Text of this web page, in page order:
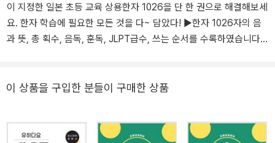
이 지정한 일본 초등 교육 상용한자 1026을 단 한 권으로 해결해보세
요. 한자 학습에 필요한 모든 것을 다~ 담았다! ▶한자 1026자의 음
과 뜻, 총 획수, 음독, 훈독, JLPT급수, 쓰는 순서를 수록하였습니다.
록 하였습니다. ▶스스로 실력을 체크하는 간단한 테스트(체크포인
로 색익을 수록하였습니다. ▶한자 1026자 무료 쓰기 노트를 부록으
이 상품을 구입한 분들이 구매한 상품